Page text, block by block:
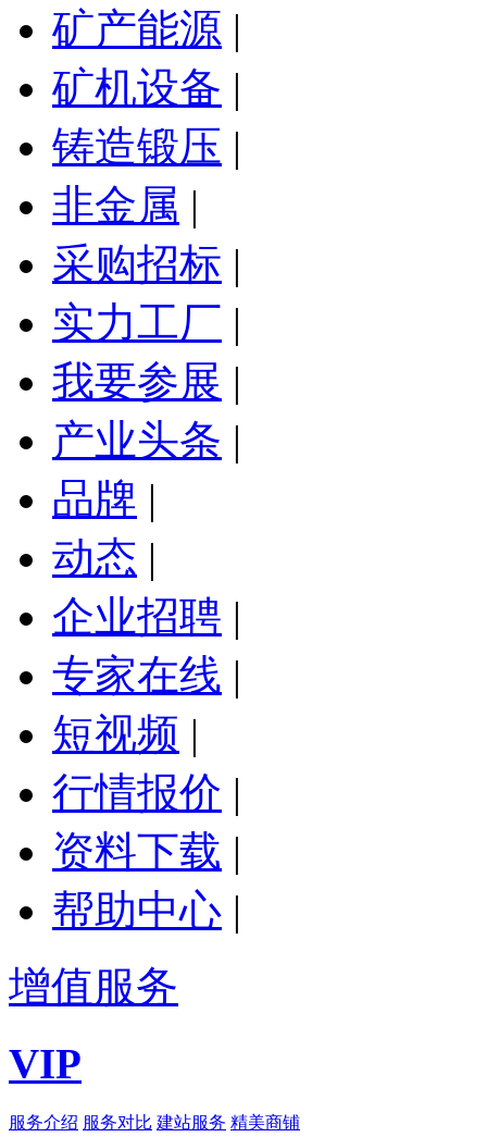
矿产能源 |
矿机设备 |
铸造锻压 |
非金属 |
采购招标 |
实力工厂 |
我要参展 |
产业头条 |
品牌 |
动态 |
企业招聘 |
专家在线 |
短视频 |
行情报价 |
资料下载 |
帮助中心 |
增值服务
VIP
服务介绍 服务对比 建站服务 精美商铺